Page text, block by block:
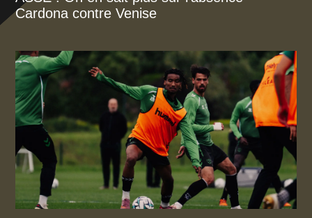
Cardona contre Venise